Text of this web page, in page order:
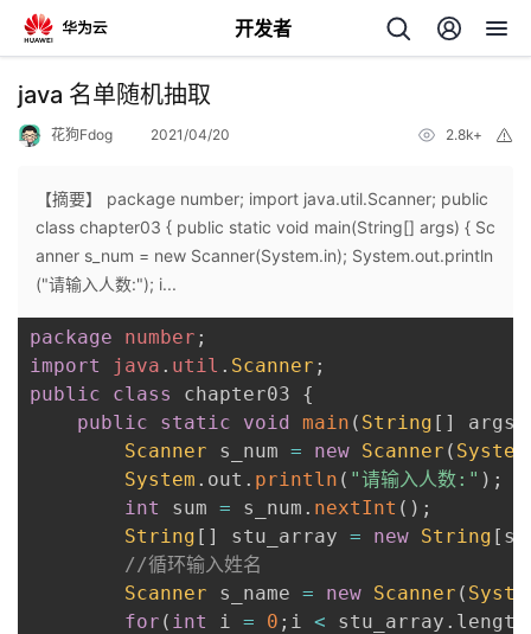
开发者
返
个
人
主
我
的
java 名单随机抽取
花狗Fdog 2021/04/20 2.8k+
【摘要】 package number; import java.util.Scanner; public
class chapter03 { public static void main(String[] args) { Sc
anner s_num = new Scanner(System.in); System.out.println
("请输入人数:"); i...
package number ;
import
java . util . Scanner ;
public
class chapter03 {
public
static void main ( String [ ] args
Scanner s_num = new Scanner ( System
System . out . println ( "请输入人数:" ) ;
int
sum = s_num . nextInt ( ) ;
String [ ] stu_array = new String [
//循环输入姓名
Scanner s_name = new Scanner (
for ( int i = 0 ; i < stu_array . length